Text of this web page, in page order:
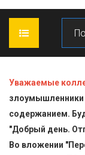
О КОМПАНИИ
ПРОДУКЦИЯ
Уважаемые
содержанием.
"Добрый день.
Во вложении